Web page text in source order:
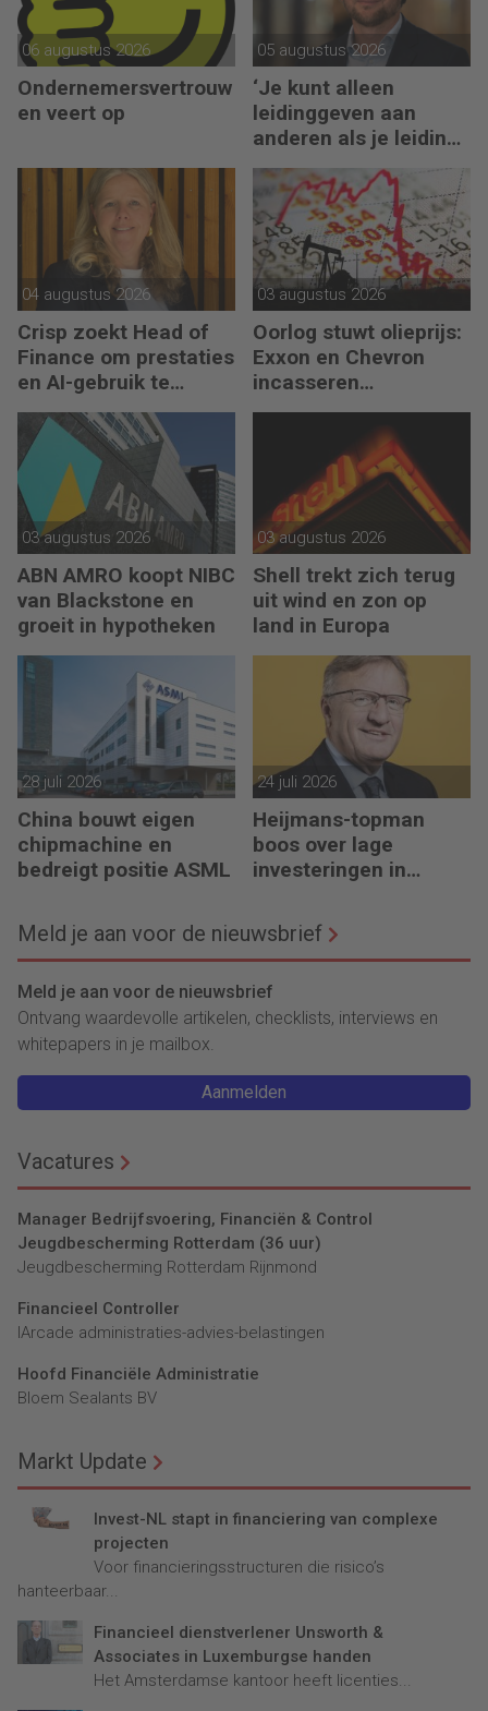
06 augustus 2026
Ondernemersvertrouw
en veert op
05 augustus 2026
‘Je kunt alleen
leidinggeven aan
anderen als je leiding
kunt geven aan jezelf’
04 augustus 2026
Crisp zoekt Head of
Finance om prestaties
en AI-gebruik te
versnellen
03 augustus 2026
Oorlog stuwt olieprijs:
Exxon en Chevron
incasseren
miljardenwinsten
03 augustus 2026
ABN AMRO koopt NIBC
van Blackstone en
groeit in hypotheken
03 augustus 2026
Shell trekt zich terug
uit wind en zon op
land in Europa
28 juli 2026
China bouwt eigen
chipmachine en
bedreigt positie ASML
24 juli 2026
Heijmans-topman
boos over lage
investeringen in
Meld je aan voor de nieuwsbrief
Meld je aan voor de nieuwsbrief
Ontvang waardevolle artikelen, checklists, interviews en
whitepapers in je mailbox.
Aanmelden
Vacatures
Manager Bedrijfsvoering, Financiën & Control
Jeugdbescherming Rotterdam (36 uur)
Jeugdbescherming Rotterdam Rijnmond
Financieel Controller
lArcade administraties-advies-belastingen
Hoofd Financiële Administratie
Bloem Sealants BV
Markt Update
Invest-NL stapt in financiering van complexe
projecten
Voor financieringsstructuren die risico’s
hanteerbaar...
Financieel dienstverlener Unsworth &
Associates in Luxemburgse handen
Het Amsterdamse kantoor heeft licenties...